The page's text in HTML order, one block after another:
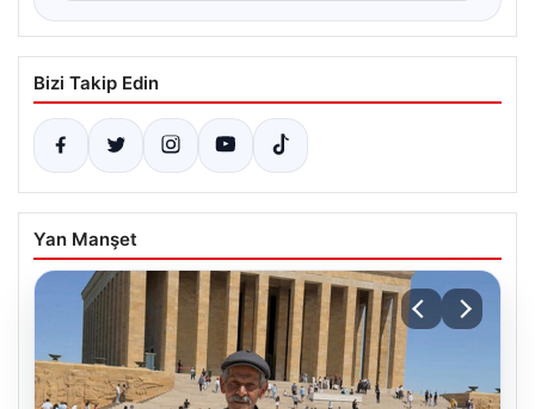
Bizi Takip Edin
Yan Manşet